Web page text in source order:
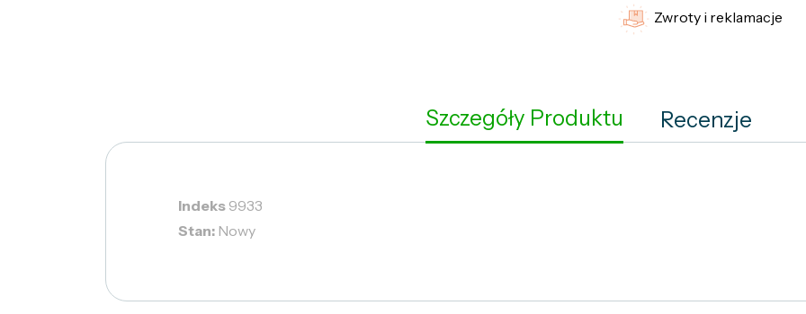
Zwroty i reklamacje
Szczegóły Produktu Recenzje
Indeks 9933
Stan: Nowy